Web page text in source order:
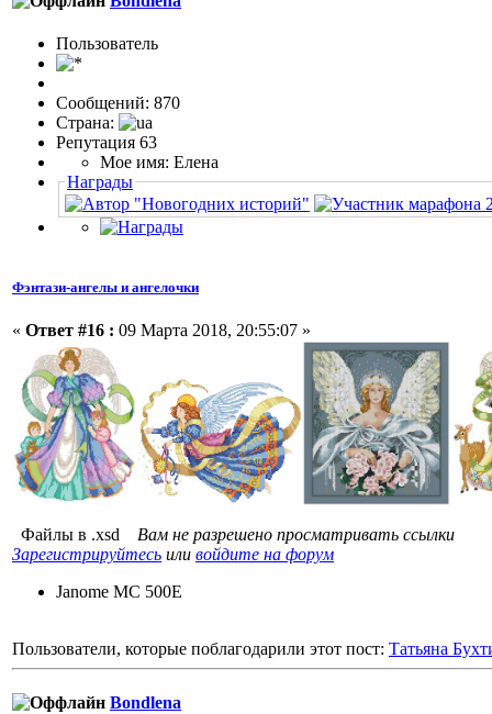
Пользовaтeль
Сообщений: 870
Страна:
Репутация 63
Мое имя: Елена
Награды
Фэнтази-ангелы и ангелочки
« Ответ #16 : 09 Марта 2018, 20:55:07 »
Файлы в .xsd Вам не разрешено просматривать ссылки
Зарегистрируйтесь или войдите на форум
Janome MC 500E
Пользователи, которые поблагодарили этот пост: Татьяна
Bondlena